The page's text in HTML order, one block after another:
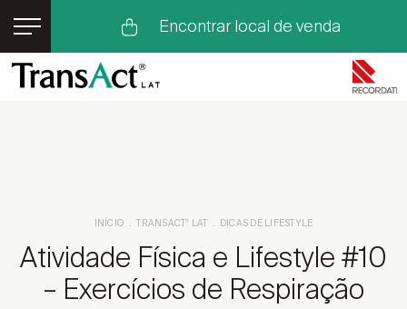
Encontrar local de venda
Os nossos Embaixadores
INÍCIO TRANSACT LAT DICAS DE LIFESTYLE
Atividade Física e Lifestyle #10
– Exercícios de Respiração